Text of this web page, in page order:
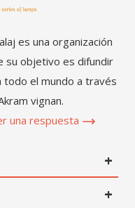
es una organización
su objetivo es difundir
todo el mundo a través
vignan.
una respuesta